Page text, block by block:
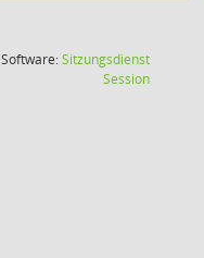
Software:Sitzungsdienst
Session(Wird in